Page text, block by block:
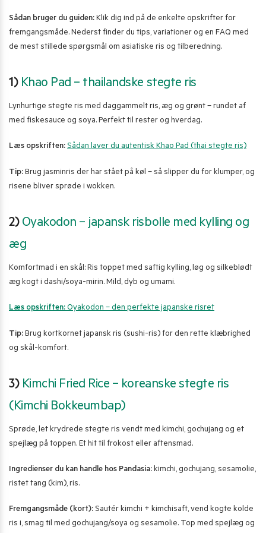
Sådan bruger du guiden: Klik dig ind på de enkelte opskrifter for
fremgangsmåde. Nederst finder du tips, variationer og en FAQ med
de mest stillede spørgsmål om asiatiske ris og tilberedning.
1) Khao Pad – thailandske stegte ris
Lynhurtige stegte ris med daggammelt ris, æg og grønt – rundet af
med fiskesauce og soya. Perfekt til rester og hverdag.
Læs opskriften: Sådan laver du autentisk Khao Pad (thai stegte ris)
Tip: Brug jasminris der har stået på køl – så slipper du for klumper, og
risene bliver sprøde i wokken.
2) Oyakodon – japansk risbolle med kylling og
æg
Komfortmad i en skål: Ris toppet med saftig kylling, løg og silkeblødt
æg kogt i dashi/soya-mirin. Mild, dyb og umami.
Læs opskriften:Oyakodon – den perfekte japanske risret
Tip: Brug kortkornet japansk ris (sushi-ris) for den rette klæbrighed
og skål-komfort.
3) Kimchi Fried Rice – koreanske stegte ris
(Kimchi Bokkeumbap)
Sprøde, let krydrede stegte ris vendt med kimchi, gochujang og et
spejlæg på toppen. Et hit til frokost eller aftensmad.
Ingredienser du kan handle hos Pandasia: kimchi, gochujang, sesamolie,
ristet tang (kim), ris.
Fremgangsmåde (kort): Sautér kimchi + kimchisaft, vend kogte kolde
ris i, smag til med gochujang/soya og sesamolie. Top med spejlæg og